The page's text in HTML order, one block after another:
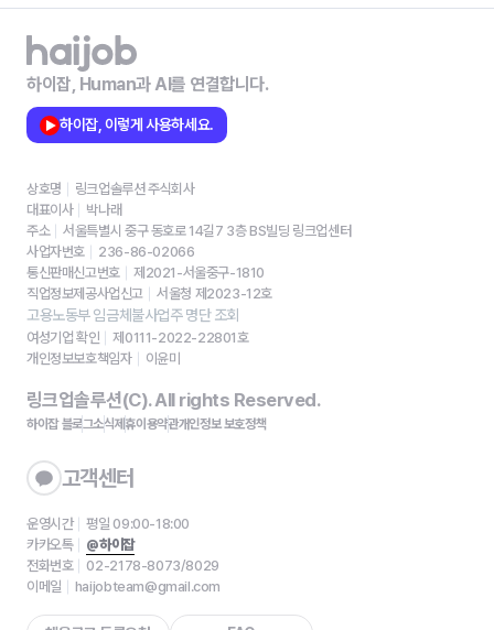
하이잡, Human과 AI를 연결합니다.
하이잡, 이렇게 사용하세요.
상호명
링크업솔루션 주식회사
대표이사
박나래
주소
서울특별시 중구 동호로 14길7 3층 BS빌딩 링크업센터
사업자번호
236-86-02066
통신판매신고번호
제2021-서울중구-1810
직업정보제공사업신고
서울청 제2023-12호
고용노동부 임금체불사업주 명단 조회
여성기업 확인
제0111-2022-22801호
개인정보보호책임자
이윤미
링크업솔루션(C). All rights Reserved.
하이잡 블로그소식제휴이용약관개인정보 보호정책
고객센터
운영시간
평일 09:00-18:00
카카오톡
@하이잡
전화번호
02-2178-8073/8029
이메일
haijobteam@gmail.com